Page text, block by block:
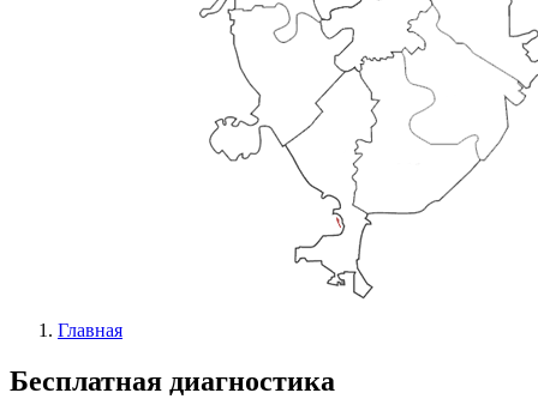
Главная
Бесплатная диагностика